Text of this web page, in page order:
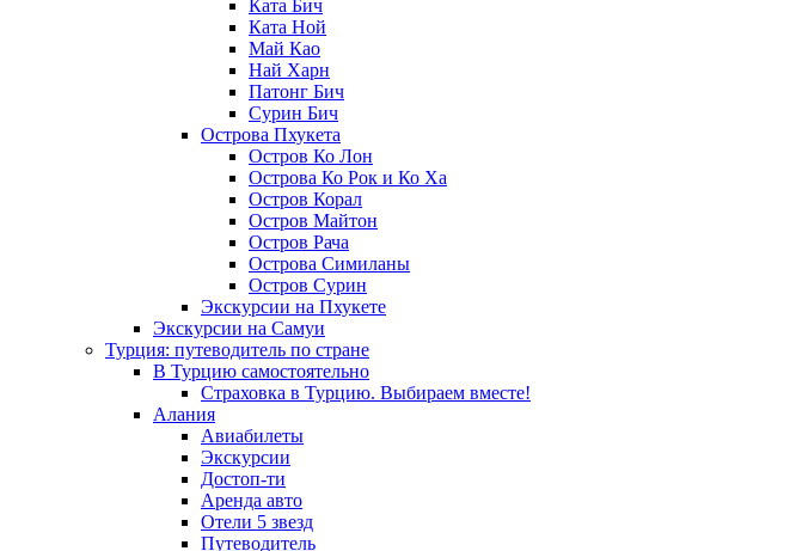
Ката Бич
Ката Ной
Май Као
Най Харн
Патонг Бич
Сурин Бич
Острова Пхукета
Остров Ко Лон
Острова Ко Рок и Ко Ха
Остров Корал
Остров Майтон
Остров Рача
Острова Симиланы
Остров Сурин
Экскурсии на Пхукете
Экскурсии на Самуи
Турция: путеводитель по стране
В Турцию самостоятельно
Страховка в Турцию. Выбираем вместе!
Алания
Авиабилеты
Экскурсии
Достоп-ти
Аренда авто
Отели 5 звезд
Путеводитель